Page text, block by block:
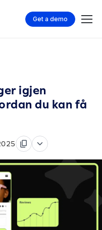
Get a demo
igjen
du kan få